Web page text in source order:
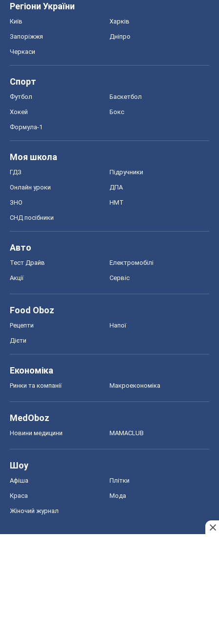
Регіони України
Київ Харків
Запоріжжя Дніпро
Черкаси
Спорт
Футбол Баскетбол
Хокей Бокс
Формула-1
Моя школа
ГДЗ Підручники
Онлайн уроки ДПА
ЗНО НМТ
СНД посібники
Авто
Тест Драйв Електромобілі
Акції Сервіс
Food Oboz
Рецепти Напої
Дієти
Економіка
Ринки та компанії Макроекономіка
MedOboz
Новини медицини MAMACLUB
Шоу
Афіша Плітки
Краса Мода
Жіночий журнал